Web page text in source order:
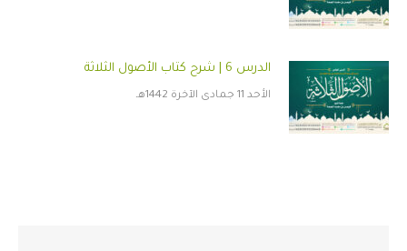
الدرس 6 | شرح كتاب الأصول الثلاثة
الأحد 11 جمادى الآخرة 1442هـ